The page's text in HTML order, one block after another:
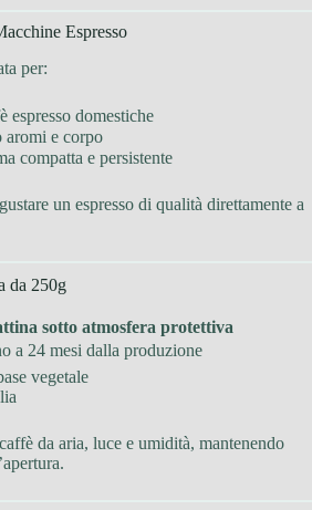
Espresso
per:
espresso domestiche
aromi e corpo
compatta e persistente
un espresso di qualità direttamente a
da 250g
sotto atmosfera protettiva
a 24 mesi dalla produzione
vegetale
da aria, luce e umidità, mantenendo